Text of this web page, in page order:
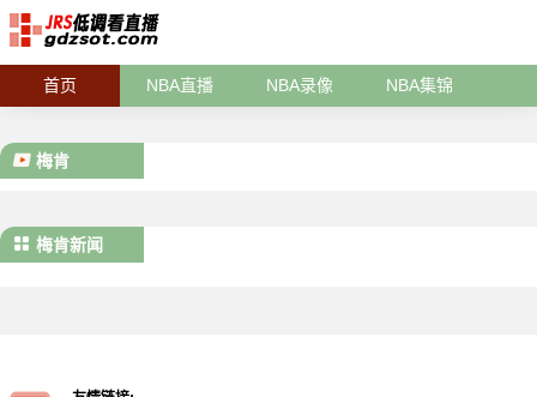
首页 NBA直播 NBA录像 NBA集锦
梅肯
梅肯新闻